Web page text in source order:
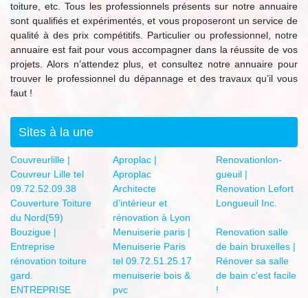
toiture, etc. Tous les professionnels présents sur notre annuaire
sont qualifiés et expérimentés, et vous proposeront un service de
qualité à des prix compétitifs. Particulier ou professionnel, notre
annuaire est fait pour vous accompagner dans la réussite de vos
projets. Alors n’attendez plus, et consultez notre annuaire pour
trouver le professionnel du dépannage et des travaux qu’il vous
faut !
Sites à la une
Couv­reurlil­le |
Couvreur Lille tel
09.72.52.09.38
Couverture Toiture
du Nord(59)
Aproplac |
Aproplac
Architecte
d’intérieur et
rénovation à Lyon
Renova­tion­lon­
gueuil |
Renovation Lefort
Longueuil Inc.
Bouzigue |
Entreprise
rénovation toiture
gard.
ENTREPRISE
Menuiserie paris |
Menuiserie Paris
tel 09.72.51.25.17
menuiserie bois &
pvc
Renovation salle
de bain bruxelles |
Rénover sa salle
de bain c’est facile
!